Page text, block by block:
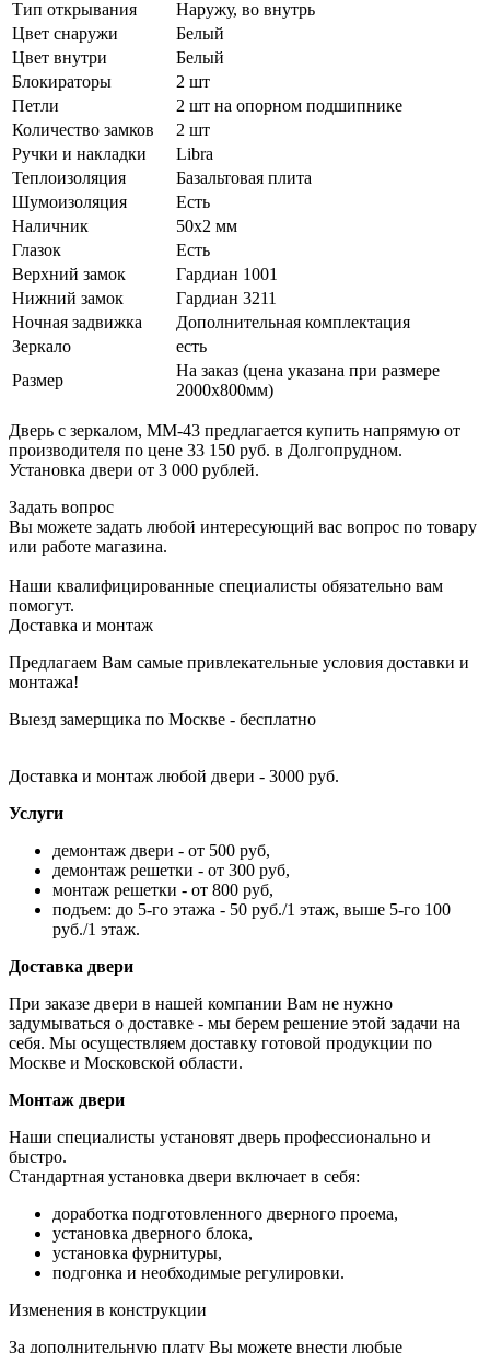
Тип открывания
Наружу, во внутрь
Цвет снаружи
Белый
Цвет внутри
Белый
Блокираторы
2 шт
Петли
2 шт на опорном подшипнике
Количество замков
2 шт
Ручки и накладки
Libra
Теплоизоляция
Базальтовая плита
Шумоизоляция
Есть
Наличник
50х2 мм
Глазок
Есть
Верхний замок
Гардиан 1001
Нижний замок
Гардиан 3211
Ночная задвижка
Дополнительная комплектация
Зеркало
есть
Размер
На заказ (цена указана при размере
2000х800мм)
Дверь с зеркалом, ММ-43 предлагается купить напрямую от
производителя по цене 33 150 руб. в Долгопрудном.
Установка двери от 3 000 рублей.
Задать вопрос
Вы можете задать любой интересующий вас вопрос по товару
или работе магазина.
Наши квалифицированные специалисты обязательно вам
помогут.
Доставка и монтаж
Предлагаем Вам самые привлекательные условия доставки и
монтажа!
Выезд замерщика по Москве - бесплатно
Доставка и монтаж любой двери - 3000 руб.
Услуги
демонтаж двери - от 500 руб,
демонтаж решетки - от 300 руб,
монтаж решетки - от 800 руб,
подъем: до 5-го этажа - 50 руб./1 этаж, выше 5-го 100
руб./1 этаж.
Доставка двери
При заказе двери в нашей компании Вам не нужно
задумываться о доставке - мы берем решение этой задачи на
себя. Мы осуществляем доставку готовой продукции по
Москве и Московской области.
Монтаж двери
Наши специалисты установят дверь профессионально и
быстро.
Стандартная установка двери включает в себя:
доработка подготовленного дверного проема,
установка дверного блока,
установка фурнитуры,
подгонка и необходимые регулировки.
Изменения в конструкции
За дополнительную плату Вы можете внести любые